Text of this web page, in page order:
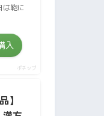
は鞄に
入
ポチップ
】